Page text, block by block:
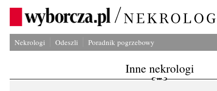
Nekrologi Odeszli Poradnik pogrzebowy
Inne nekrologi